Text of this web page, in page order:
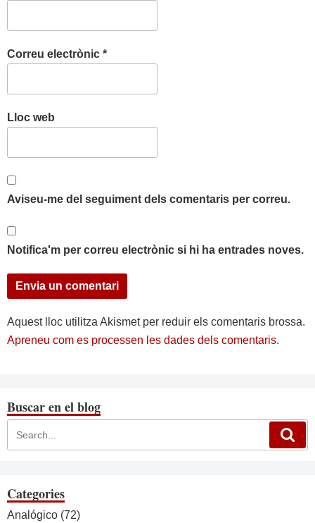
Correu electrònic *
Lloc web
Aviseu-me del seguiment dels comentaris per correu.
Notifica'm per correu electrònic si hi ha entrades noves.
Aquest lloc utilitza Akismet per reduir els comentaris brossa.
Apreneu com es processen les dades dels comentaris.
Buscar en el blog
Categories
Analógico (72)